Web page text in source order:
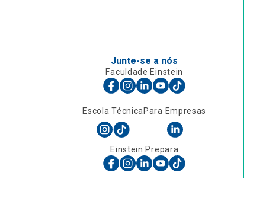
Junte-se a nós
Faculdade Einstein
Escola TécnicaPara Empresas
Einstein Prepara